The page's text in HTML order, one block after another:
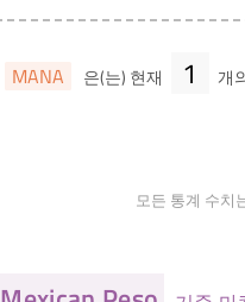
MANA 은(는) 현재 1 개
모든 통계 수치